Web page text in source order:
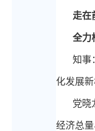
走在
全力
知事
化发展
党晓
经济总